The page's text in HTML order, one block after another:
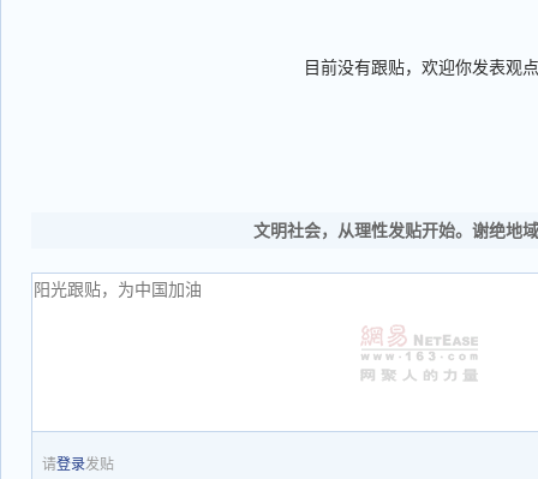
目前没有跟贴，欢迎你发表观点
文明社会，从理性发贴开始。谢绝地
请登录发贴